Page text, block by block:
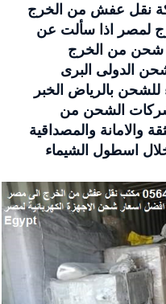
نقل عفش من الخرج
لمصر
اذا سألت عن
شحن من الخرج
الدولى البرى
بالرياض الخبر
الشحن من
والامانة والمصداقية
اسطول الشيماء